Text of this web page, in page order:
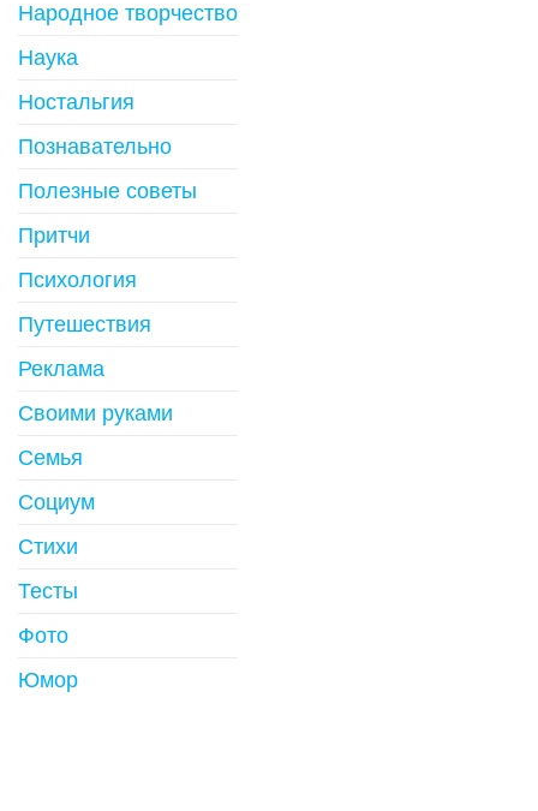
Народное творчество
Наука
Ностальгия
Познавательно
Полезные советы
Притчи
Психология
Путешествия
Реклама
Своими руками
Семья
Социум
Стихи
Тесты
Фото
Юмор